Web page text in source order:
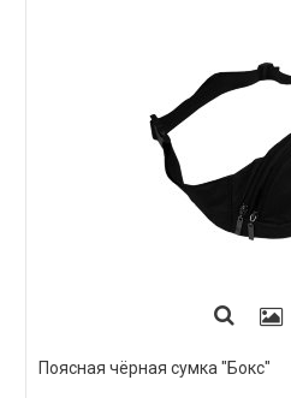
Поясная чёрная сумка "Бокс"